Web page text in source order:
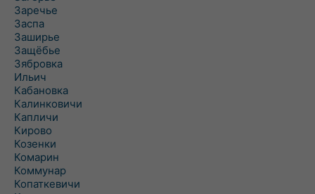
Заречье
Заспа
Заширье
Защёбье
Зябровка
Ильич
Кабановка
Калинковичи
Капличи
Кирово
Козенки
Комарин
Коммунар
Копаткевичи